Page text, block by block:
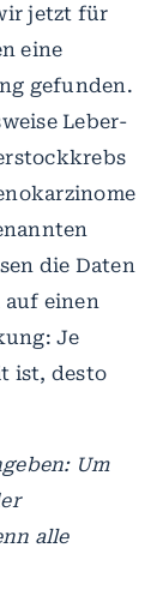
jetzt für
eine
gefunden.
Leber-
die Daten
auf einen
Je
ist, desto
Um
alle